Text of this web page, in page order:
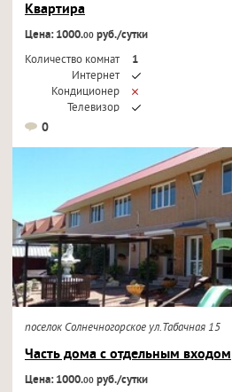
Квартира
Цена: 1000.00руб./сутки
Количество комнат
1
Интернет
Кондиционер
Телевизор
0
поселок Солнечногорское ул.Табачная 15
Часть дома с отдельным входом
Цена: 1000.00руб./сутки